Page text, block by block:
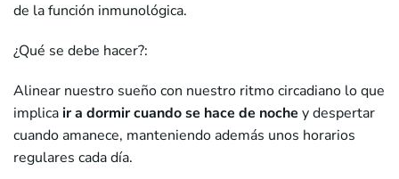
de la función inmunológica.
¿Qué se debe hacer?:
Alinear nuestro sueño con nuestro ritmo circadiano lo que
implica ir a dormir cuando se hace de noche y despertar
cuando amanece, manteniendo además unos horarios
regulares cada día.